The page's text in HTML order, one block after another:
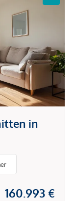
in
160.993 €